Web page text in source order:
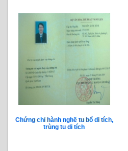
Chứng chỉ hành nghề tu bổ di tích,
trùng tu di tích